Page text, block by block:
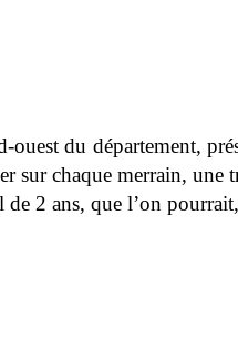
ouest du département,
sur chaque merrain,
de 2 ans, que l’on